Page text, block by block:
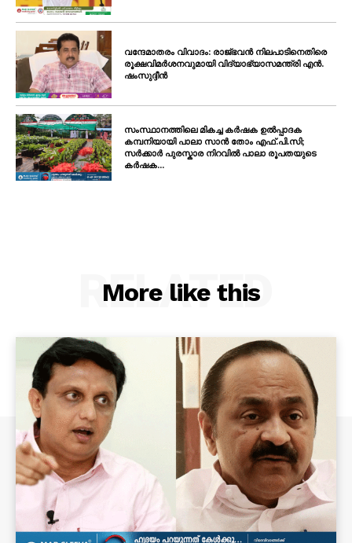
വന്ദേമാതരം വിവാദം: രാജ്ഭവൻ നിലപാടിനെതിരെ
രൂക്ഷവിമർശനവുമായി വിദ്യാഭ്യാസമന്ത്രി എൻ.
ഷംസുദ്ദീൻ
സംസ്ഥാനത്തിലെ മികച്ച കർഷക ഉൽപ്പാദക
കമ്പനിയായി പാലാ സാൻ തോം എഫ്.പി.സി;
സർക്കാർ പുരസ്കാര നിറവിൽ പാലാ രൂപതയുടെ
കർഷക...
More like this
RELATED